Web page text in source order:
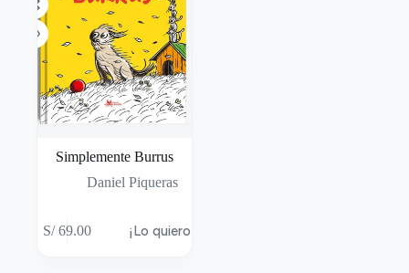
Simplemente Burrus
Daniel Piqueras
S/69.00 ¡Lo quiero!